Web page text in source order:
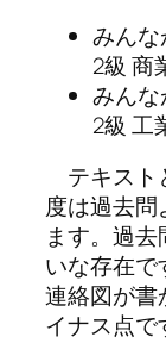
みんな
2級 商
みんな
2級 工
テキスト
度は過去
ます。過
いな存在で
連絡図が書
イナス点で